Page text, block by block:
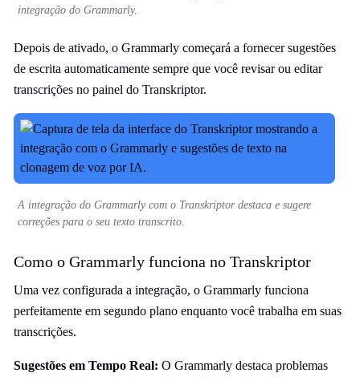
integração do Grammarly.
Depois de ativado, o Grammarly começará a fornecer sugestões
de escrita automaticamente sempre que você revisar ou editar
transcrições no painel do Transkriptor.
A integração do Grammarly com o Transkriptor destaca e sugere
correções para o seu texto transcrito.
Como o Grammarly funciona no Transkriptor
Uma vez configurada a integração, o Grammarly funciona
perfeitamente em segundo plano enquanto você trabalha em suas
transcrições.
Sugestões em Tempo Real: O Grammarly destaca problemas